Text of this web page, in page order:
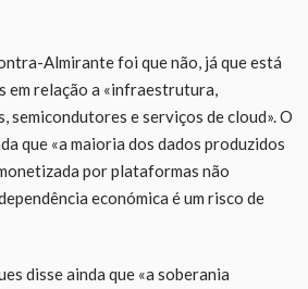
Almirante foi que não, já que está
em relação a «infraestrutura,
e serviços de cloud». O
que «a maioria dos dados produzidos
por plataformas não
económica é um risco de
disse ainda que «a soberania